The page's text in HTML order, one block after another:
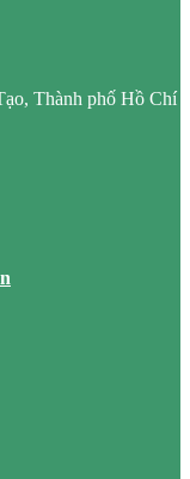
Thành phố Hồ Chí